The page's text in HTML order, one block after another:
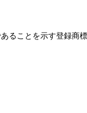
ことを示す登録商標